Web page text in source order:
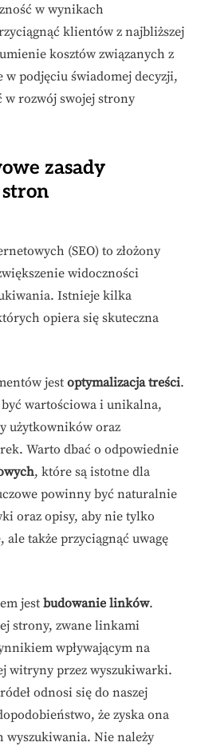
w wynikach
klientów z najbliższej
kosztów związanych z
podjęciu świadomej decyzji,
w rozwój swojej strony
zasady
(SEO) to złożony
widoczności
Istnieje kilka
opiera się skuteczna
jest optymalizacja treści.
wartościowa i unikalna,
użytkowników oraz
Warto dbać o odpowiednie
, które są istotne dla
powinny być naturalnie
oraz opisy, aby nie tylko
także przyciągnąć uwagę
jestbudowanie linków.
strony, zwane linkami
wpływającym na
witryny przez wyszukiwarki.
odnosi się do naszej
że zyska ona
wyszukiwania. Nie należy